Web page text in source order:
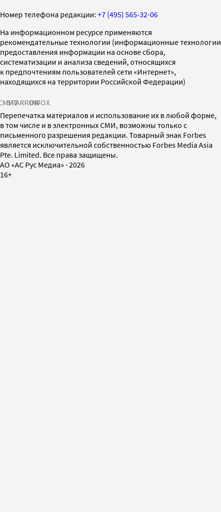
Номер телефона редакции: +7 (495) 565-32-06
На информационном ресурсе применяются
рекомендательные технологии (информационные технологии
предоставления информации на основе сбора,
систематизации и анализа сведений, относящихся
к предпочтениям пользователей сети «Интернет»,
находящихся на территории Российской Федерации)
SPARROWINFOX
Перепечатка материалов и использование их в любой форме,
в том числе и в электронных СМИ, возможны только с
письменного разрешения редакции. Товарный знак Forbes
является исключительной собственностью Forbes Media Asia
Pte. Limited. Все права защищены.
AO «АС Рус Медиа» · 2026
16+